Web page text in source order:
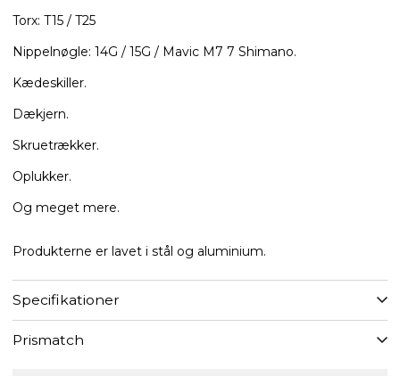
Torx: T15 / T25
Nippelnøgle: 14G / 15G / Mavic M7 7 Shimano.
Kædeskiller.
Dækjern.
Skruetrækker.
Oplukker.
Og meget mere.
Produkterne er lavet i stål og aluminium.
Specifikationer
Prismatch